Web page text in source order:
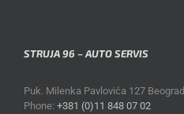
STRUJA 96 – AUTO SERVIS
Puk. Milenka Pavlovića 127 Beograd
Phone: +381 (0)11 848 07 02